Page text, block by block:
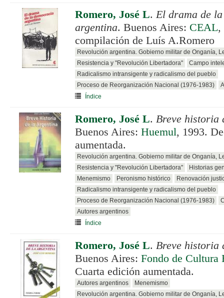
Romero, José L.El drama de
argentina. Buenos Aires: CEAL,
compilación de Luís A.Romero
Revolución argentina. Gobierno militar de Onganía,
Resistencia y "Revolución Libertadora"
Campo
Radicalismo intransigente y radicalismo del pueblo
Proceso de Reorganización Nacional (1976-1983)
Índice
Romero, José L. Breve historia
Buenos Aires: Huemul, 1993.
aumentada.
Revolución argentina. Gobierno militar de Onganía,
Resistencia y "Revolución Libertadora"
Historias
Menemismo
Peronismo histórico
Renovación
Radicalismo intransigente y radicalismo del pueblo
Proceso de Reorganización Nacional (1976-1983)
Autores argentinos
Índice
Romero, José L. Breve historia
Buenos Aires: Fondo de Cultura
Cuarta edición aumentada.
Autores argentinos
Menemismo
Revolución argentina. Gobierno militar de Onganía,